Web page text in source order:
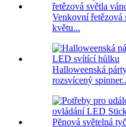
Venkovní řetězová
květu...
Halloweenská
rozsvícený